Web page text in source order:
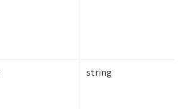
string